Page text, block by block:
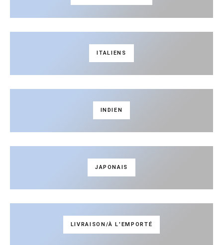
ITALIENS
INDIEN
JAPONAIS
LIVRAISON/À L'EMPORTÉ